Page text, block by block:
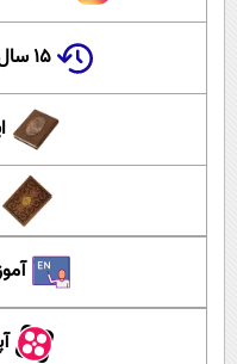
۱۵ سال پیش در چنین روزی